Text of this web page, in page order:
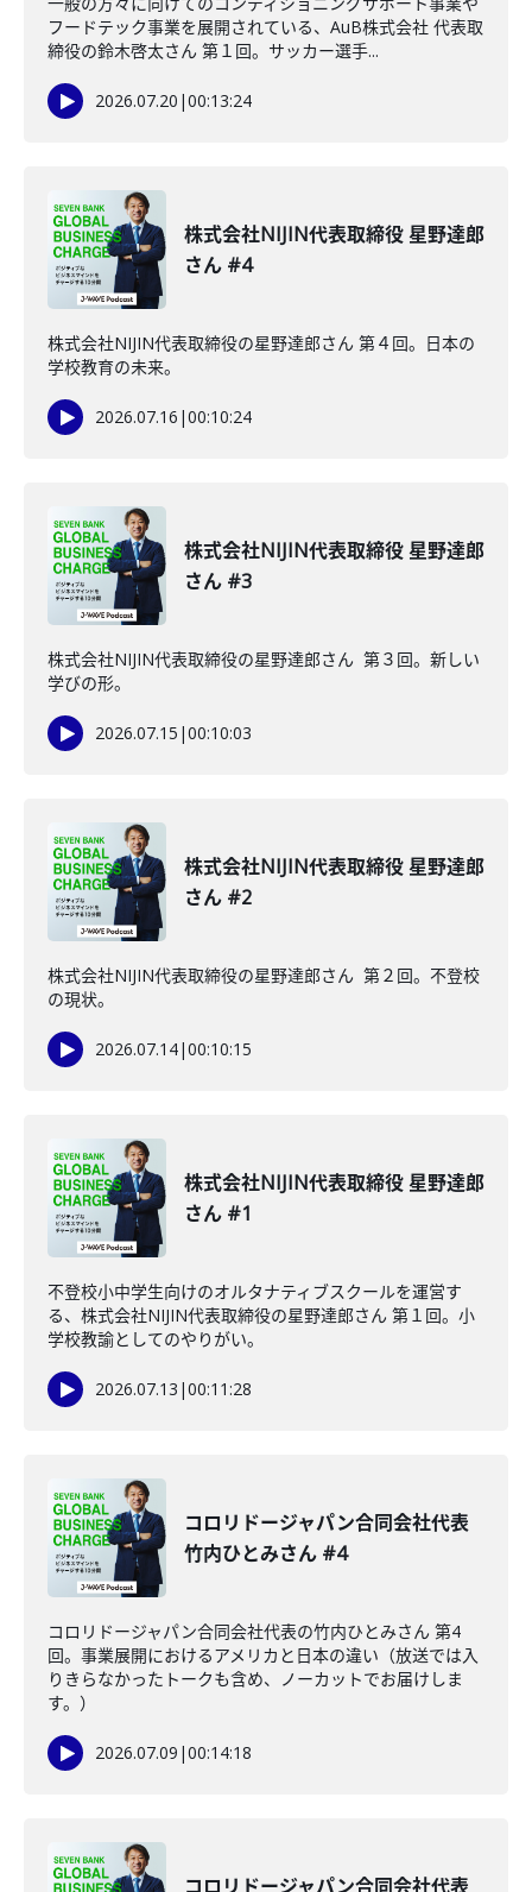
フードテック事業を展開されている、AuB株式会社 代表取
締役の鈴木啓太さん 第１回。サッカー選手...
2026.07.20 |00:13:24
株式会社NIJIN代表取締役 星野達郎
さん #4
株式会社NIJIN代表取締役の星野達郎さん 第４回。日本の
学校教育の未来。
2026.07.16 |00:10:24
株式会社NIJIN代表取締役 星野達郎
さん #3
株式会社NIJIN代表取締役の星野達郎さん 第３回。新しい
学びの形。
2026.07.15 |00:10:03
株式会社NIJIN代表取締役 星野達郎
さん #2
株式会社NIJIN代表取締役の星野達郎さん 第２回。不登校
の現状。
2026.07.14|00:10:15
株式会社NIJIN代表取締役 星野達郎
さん #1
不登校小中学生向けのオルタナティブスクールを運営す
る、株式会社NIJIN代表取締役の星野達郎さん 第１回。小
学校教諭としてのやりがい。
2026.07.13 |00:11:28
コロリドージャパン合同会社代表
竹内ひとみさん #4
コロリドージャパン合同会社代表の竹内ひとみさん 第4
回。事業展開におけるアメリカと日本の違い（放送では入
りきらなかったトークも含め、ノーカットでお届けしま
す。）
2026.07.09 |00:14:18
コロリドージャパン合同会社代表